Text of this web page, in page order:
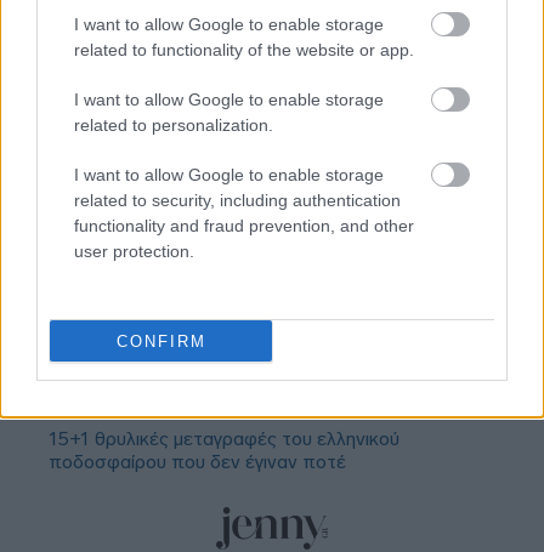
I want to allow Google to enable storage
related to functionality of the website or app.
I want to allow Google to enable storage
related to personalization.
I want to allow Google to enable storage
related to security, including authentication
functionality and fraud prevention, and other
user protection.
CONFIRM
Marfin: Επιμένει ο δικηγόρος της 46χρονης για την
ταυτοποίηση - «Η ίδια εξέταση είχε γίνει και το
Τα 4 νησιά που βρίσκονται σε «κόκκινο συναγερμό»
για εκδήλωση φωτιάς
15+1 θρυλικές μεταγραφές του ελληνικού
ποδοσφαίρου που δεν έγιναν ποτέ